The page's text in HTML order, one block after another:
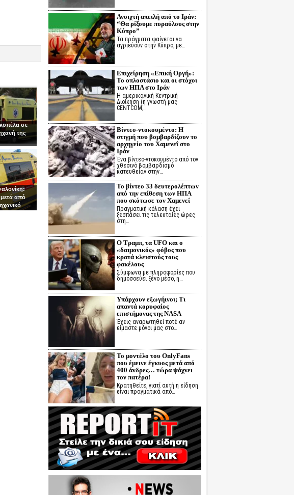
σε
της
μετά από
Ανοιχτή απειλή από το Ιράν:
“Θα ρίξουμε πυραύλους στην
Κύπρο”
Τα πράγματα φαίνεται να
αγριεύουν στην Κύπρο, με…
Επιχείρηση «Επική Οργή»:
Το οπλοστάσιο και οι στόχοι
των ΗΠΑ στο Ιράν
Η αμερικανική Κεντρική
Διοίκηση (η γνωστή μας
CENTCOM,…
Βίντεο-ντοκουμέντο: Η
στιγμή που βομβαρδίζουν το
αρχηγείο του Χαμενεΐ στο
Ιράν
Ένα βίντεο-ντοκουμέντο από τον
χθεσινό βομβαρδισμό
κατευθείαν στην…
Το βίντεο 33 δευτερολέπτων
από την επίθεση των ΗΠΑ
που σκότωσε τον Χαμενεΐ
Πραγματική κόλαση έχει
ξεσπάσει τις τελευταίες ώρες
στη…
Ο Τραμπ, τα UFO και ο
«δαιμονικός» φόβος που
κρατά κλειστούς τους
φακέλους
Σύμφωνα με πληροφορίες που
δημοσοεύει ξένο μέσο, η…
Υπάρχουν εξωγήινοι; Τι
απαντά κορυφαίος
επιστήμονας της NASA
Έχεις αναρωτηθεί ποτέ αν
είμαστε μόνοι μας στο…
Το μοντέλο του OnlyFans
που έμεινε έγκυος μετά από
400 άνδρες… τώρα ψάχνει
τον πατέρα!
Κρατηθείτε, γιατί αυτή η είδηση
είναι πραγματικά από…